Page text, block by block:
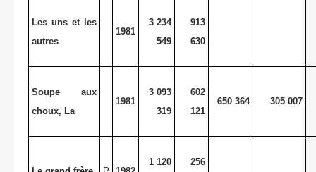
Les uns et les
autres
1981
3 234
549
913
630
Soupe aux
choux, La
1981
3 093
319
602
121
650 364 305 007
1 120
256